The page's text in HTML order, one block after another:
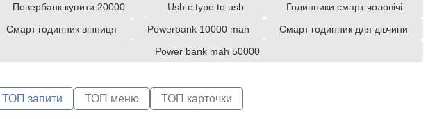
Повербанк купити 20000
Usb c type to usb
Годинники смарт чоловічі
Смарт годинник вінниця
Powerbank 10000 mah
Смарт годинник для дівчини
Power bank mah 50000
ТОП запити ТОП меню ТОП карточки